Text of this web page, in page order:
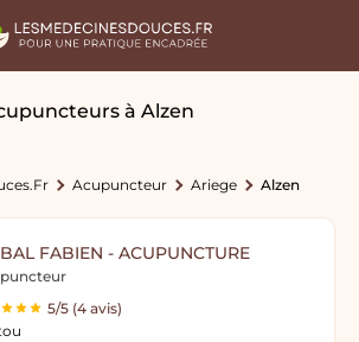
à Alzen
Acupuncteur Ariege Alzen
FABIEN - ACUPUNCTURE
5/5 (4 avis)